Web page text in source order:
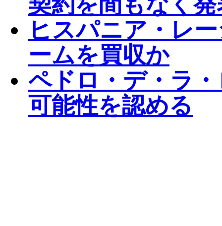
ヒスパニア・レ
ームを買収か
ペドロ・デ・ラ
可能性を認める